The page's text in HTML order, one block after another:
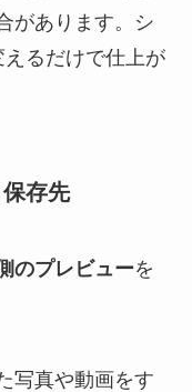
があります。シ
るだけで仕上が
存先
のプレビューを
写真や動画をす